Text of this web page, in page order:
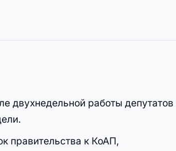
двухнедельной работы депутатов
правительства к КоАП,